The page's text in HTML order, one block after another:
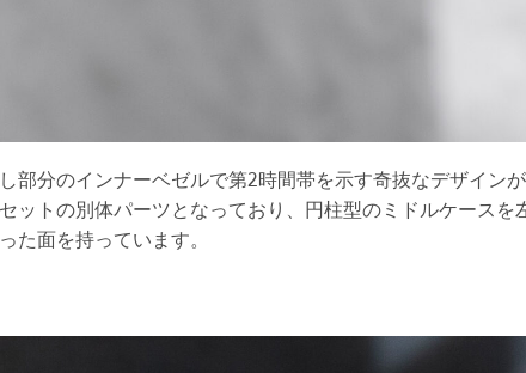
分のインナーベゼルで第2時間帯を示す奇抜なデザインが
ットの別体パーツとなっており、円柱型のミドルケースを
面を持っています。